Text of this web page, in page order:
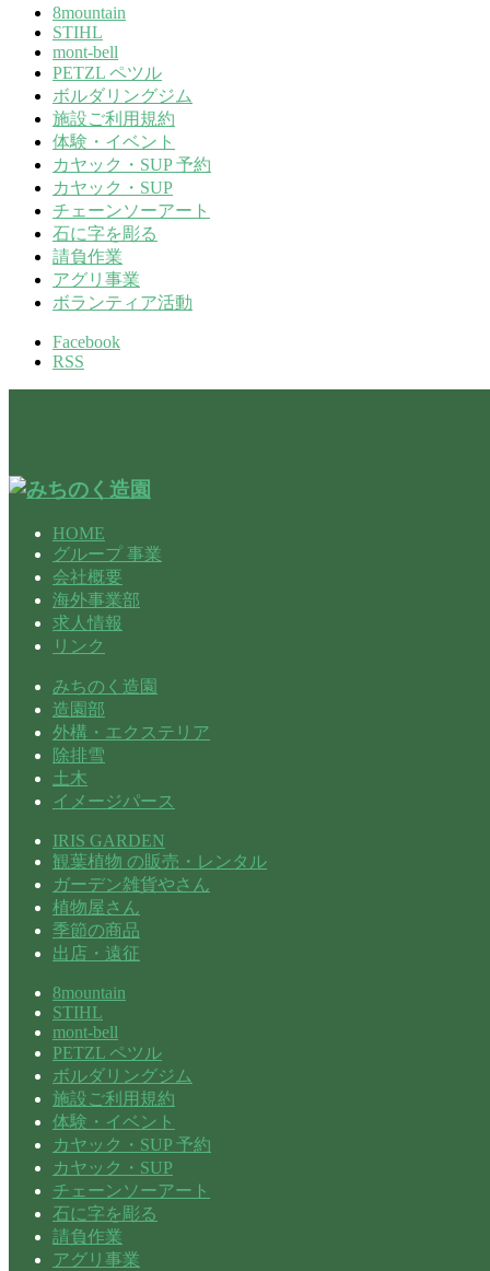
8mountain
STIHL
mont-bell
PETZL ペツル
ボルダリングジム
施設ご利用規約
体験・イベント
カヤック・SUP 予約
カヤック・SUP
チェーンソーアート
石に字を彫る
請負作業
アグリ事業
ボランティア活動
Facebook
RSS
HOME
グループ 事業
会社概要
海外事業部
求人情報
リンク
みちのく造園
造園部
外構・エクステリア
除排雪
土木
イメージパース
IRIS GARDEN
観葉植物 の販売・レンタル
ガーデン雑貨やさん
植物屋さん
季節の商品
出店・遠征
8mountain
STIHL
mont-bell
PETZL ペツル
ボルダリングジム
施設ご利用規約
体験・イベント
カヤック・SUP 予約
カヤック・SUP
チェーンソーアート
石に字を彫る
請負作業
アグリ事業